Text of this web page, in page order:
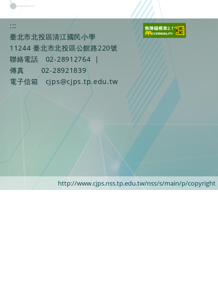
:::
臺北市北投區清江國民小學
11244 臺北市北投區公館路220號
聯絡電話
02-28912764
|
傳真
02-28921839
電子信箱
cjps@cjps.tp.edu.tw
http://www.cjps.nss.tp.edu.tw/nss/s/main/p/copyright